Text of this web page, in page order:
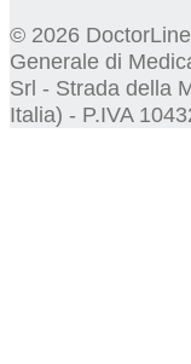
© 2026
Generale di
Srl - Strada della
Italia) - P.IVA